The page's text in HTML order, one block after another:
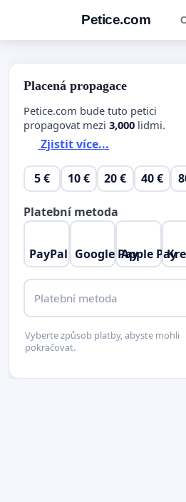
Petice.com
Placená propagace
Petice.com bude tuto petici
propagovat mezi 3,000 lidmi.
Zjistit více...
5 € 10 € 20 € 40 €
Platební metoda
PayPal Google PayApple Pay
Platební metoda
Vyberte způsob platby, abyste mohli
pokračovat.